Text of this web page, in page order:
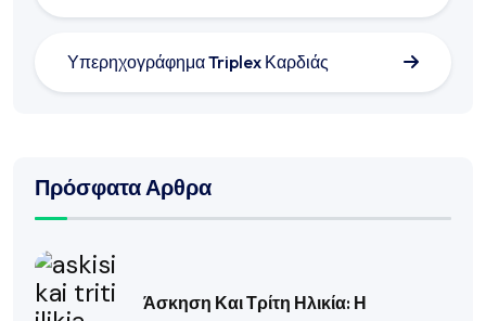
Υπερηχογράφημα Triplex Καρδιάς
Πρόσφατα Αρθρα
Άσκηση Και Τρίτη Ηλικία: Η